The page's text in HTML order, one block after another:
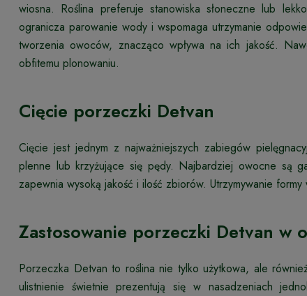
wiosna. Roślina preferuje stanowiska słoneczne lub
ogranicza parowanie wody i wspomaga utrzymanie
tworzenia owoców, znacząco wpływa na ich jakość.
obfitemu plonowaniu.
Cięcie porzeczki Detvan
Cięcie jest jednym z najważniejszych zabiegów
plenne lub krzyżujące się pędy. Najbardziej owocne są
zapewnia wysoką jakość i ilość zbiorów. Utrzymywanie
Zastosowanie porzeczki Detvan w
Porzeczka Detvan to roślina nie tylko użytkowa, ale
ulistnienie świetnie prezentują się w nasadzeniach